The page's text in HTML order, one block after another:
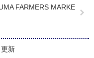
FARMERS MARKE
新